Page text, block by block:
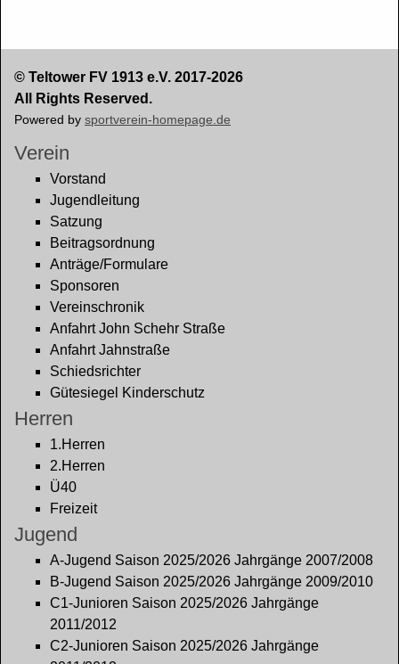
© Teltower FV 1913 e.V. 2017-2026
All Rights Reserved.
Powered by sportverein-homepage.de
Verein
Vorstand
Jugendleitung
Satzung
Beitragsordnung
Anträge/Formulare
Sponsoren
Vereinschronik
Anfahrt John Schehr Straße
Anfahrt Jahnstraße
Schiedsrichter
Gütesiegel Kinderschutz
Herren
1.Herren
2.Herren
Ü40
Freizeit
Jugend
A-Jugend Saison 2025/2026 Jahrgänge 2007/2008
B-Jugend Saison 2025/2026 Jahrgänge 2009/2010
C1-Junioren Saison 2025/2026 Jahrgänge
2011/2012
C2-Junioren Saison 2025/2026 Jahrgänge